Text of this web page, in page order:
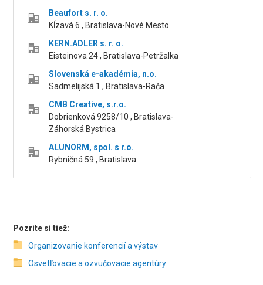
Beaufort s. r. o.
Kĺzavá 6 , Bratislava-Nové Mesto
KERN.ADLER s. r. o.
Eisteinova 24 , Bratislava-Petržalka
Slovenská e-akadémia, n.o.
Sadmelijská 1 , Bratislava-Rača
CMB Creative, s.r.o.
Dobrienková 9258/10 , Bratislava-
Záhorská Bystrica
ALUNORM, spol. s r.o.
Rybničná 59 , Bratislava
Pozrite si tiež:
Organizovanie konferencií a výstav
Osvetľovacie a ozvučovacie agentúry